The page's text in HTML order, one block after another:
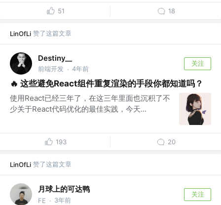
51 18
LinOfLi 赞了这篇文章
Destiny__
前端开发 · 4年前
关注
🔥 这些避免React组件重复渲染的手段你都知道吗？
使用React已经三年了，在这三年里面也沉积了不
少关于React代码优化的最佳实践，今天...
193 20
LinOfLi 赞了这篇文章
月球上的可达鸭
FE · 3年前
关注